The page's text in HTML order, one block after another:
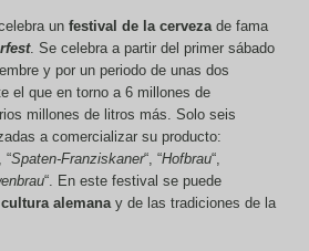
un festival de la cervezade fama
. Se celebra a partir del primer sábado
y por un periodo de unas dos
el que en torno a 6 millones de
millones de litros más. Solo seis
a comercializar su producto:
“Spaten-Franziskaner“, “Hofbrau“,
“. En este festival se puede
cultura alemanay de las tradiciones de la